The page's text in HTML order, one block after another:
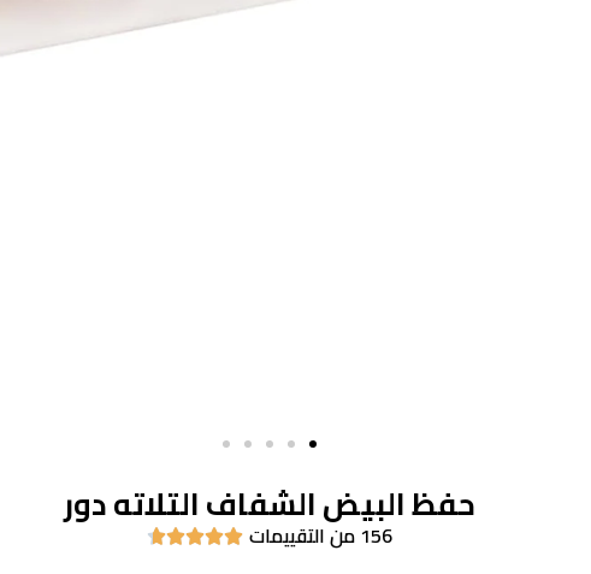
حفظ البيض الشفاف التلاته دور
156 من التقييمات 



